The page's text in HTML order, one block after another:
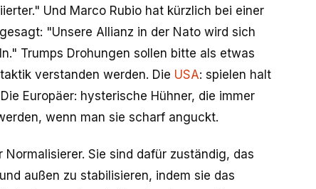
Und Marco Rubio hat kürzlich bei einer
"Unsere Allianz in der Nato wird sich
Trumps Drohungen sollen bitte als etwas
verstanden werden. Die USA: spielen halt
Europäer: hysterische Hühner, die immer
wenn man sie scharf anguckt.
Normalisierer. Sie sind dafür zuständig, das
außen zu stabilisieren, indem sie das